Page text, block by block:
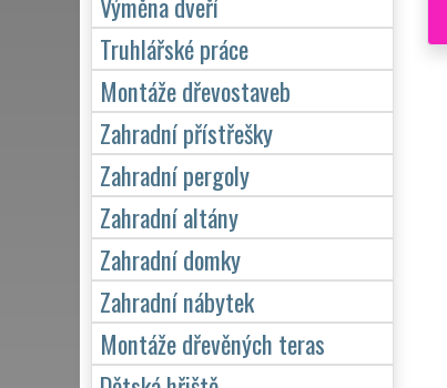
Truhlářské práce
Montáže dřevostaveb
Zahradní přístřešky
Zahradní pergoly
Zahradní altány
Zahradní domky
Zahradní nábytek
Montáže dřevěných teras